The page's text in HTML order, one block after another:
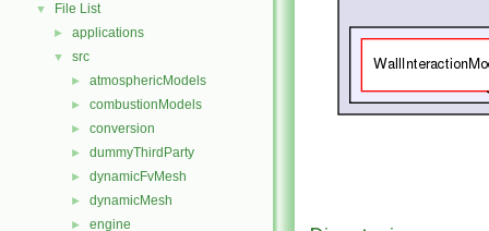
▼ File List
► applications
▼ src
► atmosphericModels
► combustionModels
► conversion
► dummyThirdParty
► dynamicFvMesh
► dynamicMesh
► engine